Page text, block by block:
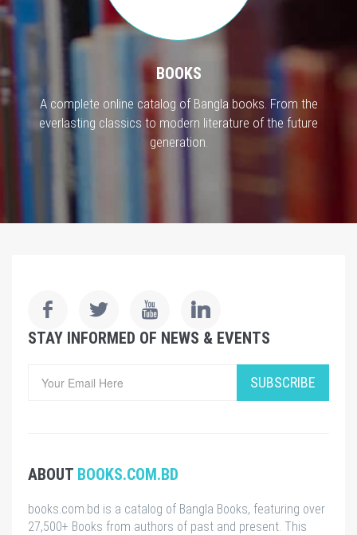
BOOKS
A complete online catalog of Bangla books. From the
everlasting classics to modern literature of the future
generation.
STAY INFORMED OF NEWS & EVENTS
SUBSCRIBE
ABOUT BOOKS.COM.BD
books.com.bd is a catalog of Bangla Books, featuring over
27,500+ Books from authors of past and present. This